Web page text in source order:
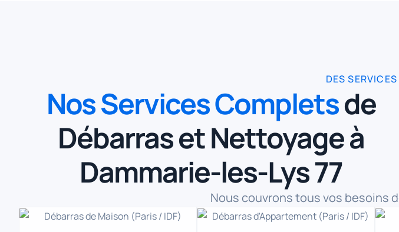
DES
Nos Services Completsde
Débarras et Nettoyage à
Dammarie-les-Lys 77
Nous couvrons tous vos besoins